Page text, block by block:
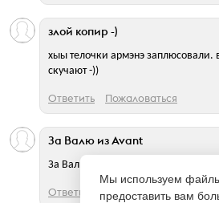
хыы телочки армэнэ
скучают -))
злой копир -)
Ответить Пожаловаться
За Валю из Avant
За Валю из Avant
Ответить Пожаловаться
Мы используем
предоставить вам